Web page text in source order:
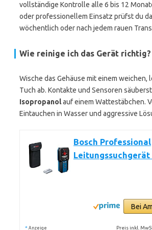
vollständige Kontrolle alle 6 bis 12
oder professionellem Einsatz prüfst du
wöchentlich oder nach jedem rauen
Wie reinige ich das Gerät richtig?
Wische das Gehäuse mit einem weichen,
Tuch ab. Kontakte und Sensoren
Isopropanolauf einem Wattestäbchen.
Eintauchen in Wasser und aggressive
Bosch Professional
Leitungssuchgerät
Bei
* Anzeige Preis inkl.